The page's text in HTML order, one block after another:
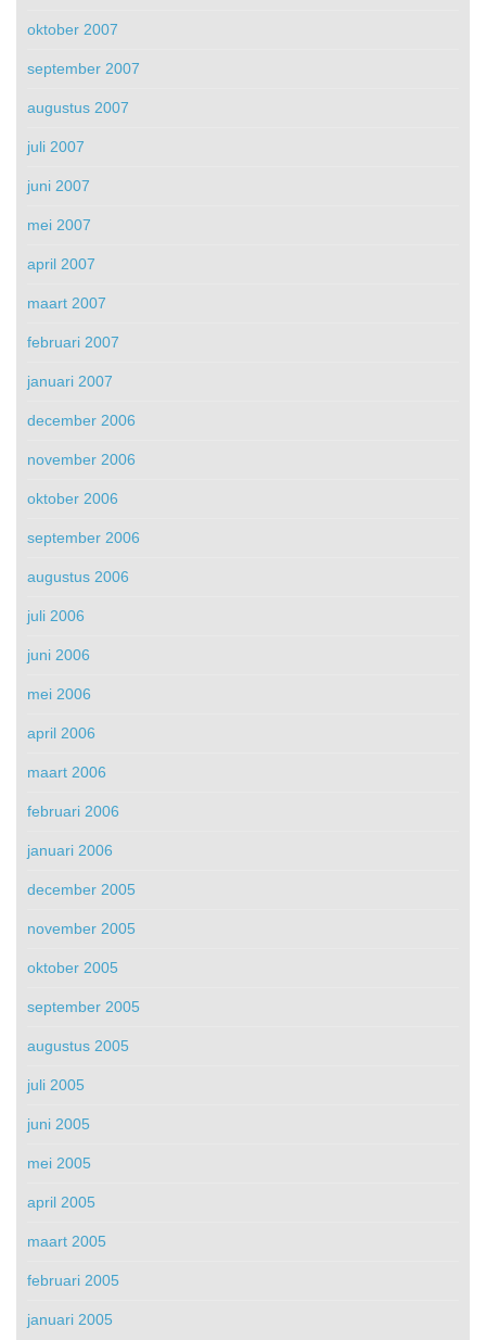
oktober 2007
september 2007
augustus 2007
juli 2007
juni 2007
mei 2007
april 2007
maart 2007
februari 2007
januari 2007
december 2006
november 2006
oktober 2006
september 2006
augustus 2006
juli 2006
juni 2006
mei 2006
april 2006
maart 2006
februari 2006
januari 2006
december 2005
november 2005
oktober 2005
september 2005
augustus 2005
juli 2005
juni 2005
mei 2005
april 2005
maart 2005
februari 2005
januari 2005